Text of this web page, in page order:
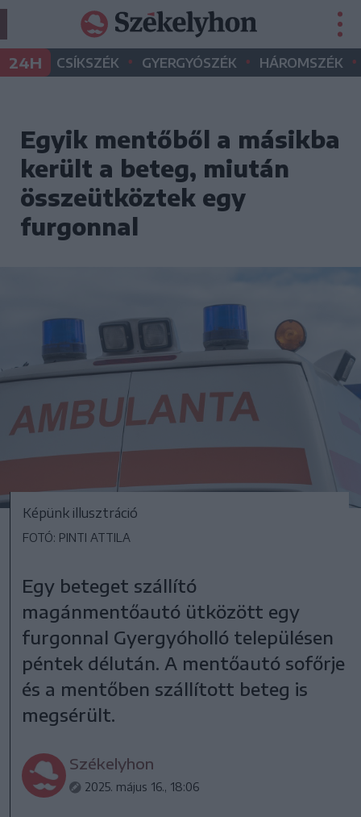
24H CSÍKSZÉK • GYERGYÓSZÉK • HÁROMSZÉK •
Egyik mentőből a másikba
került a beteg, miután
összeütköztek egy
furgonnal
Képünk illusztráció
FOTÓ: PINTI ATTILA
Egy beteget szállító
magánmentőautó ütközött egy
furgonnal Gyergyóholló településen
péntek délután. A mentőautó sofőrje
és a mentőben szállított beteg is
megsérült.
Székelyhon
2025. május 16., 18:06